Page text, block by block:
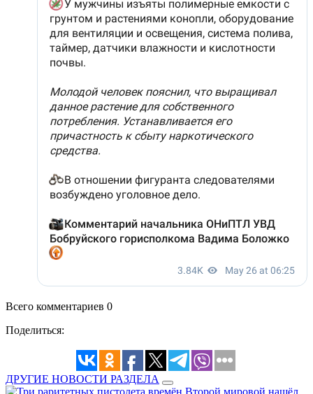
Всего комментариев 0
Поделиться:
ДРУГИЕ НОВОСТИ РАЗДЕЛА